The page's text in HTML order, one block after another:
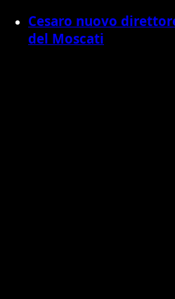
Cesaro nuovo
del Moscati